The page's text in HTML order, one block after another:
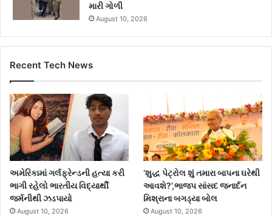
મારી ગોળી
August 10, 2026
Recent Tech News
અમેરિકામાં ગર્લફ્રેન્ડની હત્યા કરી
ભાગી રહેલો ભારતીય વિદ્યાર્થી
જર્મનીથી ઝડપાયો
August 10, 2026
‘શુદ્ધ પેટ્રોલ શું તમારા બાપના ઘરેથી
આવશે?’,ભાજપ સાંસદ જનાર્દન
મિશ્રાના બગડ્યા બોલ
August 10, 2026